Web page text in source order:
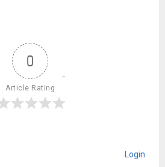
0
Article Rating
Login